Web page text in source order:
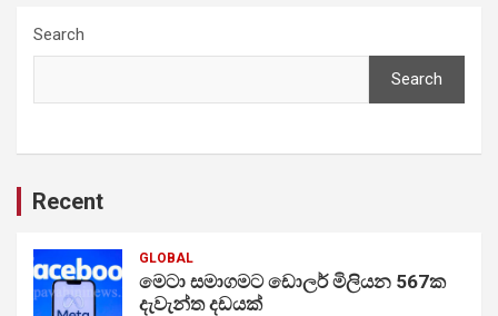
Search
Search
Recent
GLOBAL
මෙටා සමාගමට ඩොලර් මිලියන 567ක
දැවැන්ත දඩයක්